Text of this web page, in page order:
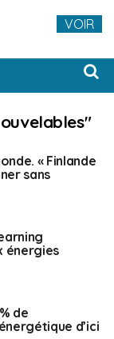
« Finlande
sans
énergies
de
d’ici
VOIR